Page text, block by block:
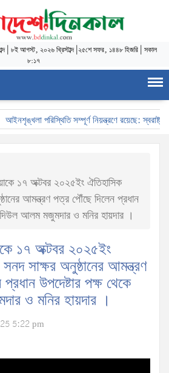
| ৮ই আগস্ট, ২০২৬ খ্রিস্টাব্দ| ২৫শে সফর, ১৪৪৮ হিজরি| সকাল
৮:১৭
আইনশৃঙ্খলা পরিস্থিতি সম্পূর্ণ নিয়ন্ত্রণে রয়েছে:
১৭ অক্টবর ২০২৫ইং ঐতিহাসিক
আমন্ত্রণ পত্র পৌঁছে দিলেন প্রধান
আলম মজুমদার ও মনির হায়দার ।
১৭ অক্টবর ২০২৫ইং
সাক্ষর অনুষ্ঠানের আমন্ত্রণ
উপদেষ্টার পক্ষ থেকে
ও মনির হায়দার ।
5:22 pm